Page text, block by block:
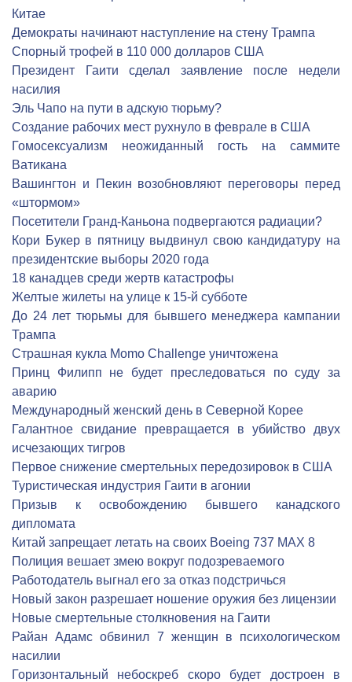
Китае
Демократы начинают наступление на стену Трампа
Спорный трофей в 110 000 долларов США
Президент Гаити сделал заявление после недели
насилия
Эль Чапо на пути в адскую тюрьму?
Создание рабочих мест рухнуло в феврале в США
Гомосексуализм неожиданный гость на саммите
Ватикана
Вашингтон и Пекин возобновляют переговоры перед
«штормом»
Посетители Гранд-Каньона подвергаются радиации?
Кори Букер в пятницу выдвинул свою кандидатуру на
президентские выборы 2020 года
18 канадцев среди жертв катастрофы
Желтые жилеты на улице к 15-й субботе
До 24 лет тюрьмы для бывшего менеджера кампании
Трампа
Страшная кукла Momo Challenge уничтожена
Принц Филипп не будет преследоваться по суду за
аварию
Международный женский день в Северной Корее
Галантное свидание превращается в убийство двух
исчезающих тигров
Первое снижение смертельных передозировок в США
Туристическая индустрия Гаити в агонии
Призыв к освобождению бывшего канадского
дипломата
Китай запрещает летать на своих Boeing 737 MAX 8
Полиция вешает змею вокруг подозреваемого
Работодатель выгнал его за отказ подстричься
Новый закон разрешает ношение оружия без лицензии
Новые смертельные столкновения на Гаити
Райан Адамс обвинил 7 женщин в психологическом
насилии
Горизонтальный небоскреб скоро будет достроен в